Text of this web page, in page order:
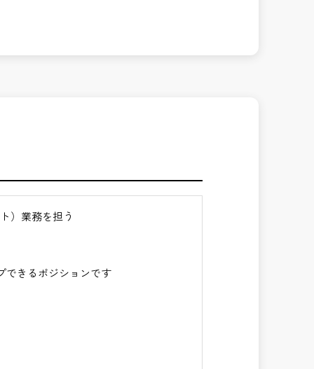
）業務を担う
できるポジションです